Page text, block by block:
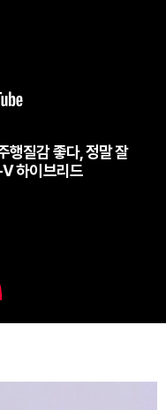
행질감 좋다, 정말 잘
하이브리드